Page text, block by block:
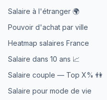
Salaire à l'étranger 🌍
Pouvoir d'achat par ville
Heatmap salaires France
Salaire dans 10 ans 📈
Salaire couple — Top X% 👫
Salaire pour mode de vie